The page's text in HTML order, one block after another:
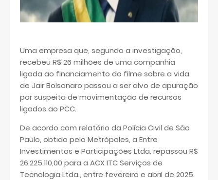
Uma empresa que, segundo a investigação,
recebeu R$ 26 milhões de uma companhia
ligada ao financiamento do filme sobre a vida
de Jair Bolsonaro passou a ser alvo de apuração
por suspeita de movimentação de recursos
ligados ao PCC.
De acordo com relatório da Polícia Civil de São
Paulo, obtido pelo Metrópoles, a Entre
Investimentos e Participações Ltda. repassou R$
26.225.110,00 para a ACX ITC Serviços de
Tecnologia Ltda., entre fevereiro e abril de 2025.